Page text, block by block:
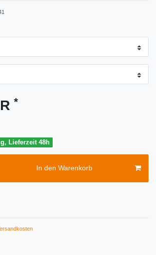
*
Lieferzeit 48h
In den Warenkorb